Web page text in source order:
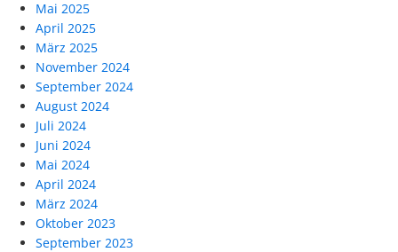
Mai 2025
April 2025
März 2025
November 2024
September 2024
August 2024
Juli 2024
Juni 2024
Mai 2024
April 2024
März 2024
Oktober 2023
September 2023